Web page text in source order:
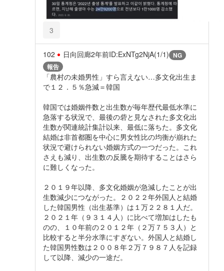
3
102 日向回廊2年前ID:ExNTg2NjA(1/1) NG
報告
「農村の未婚男性」すら言えない…多文化出生ま
で１２．５％急減＝韓国
韓国では婚姻件数と出生数が毎年歴代最低水準に
急落する状況で、最後の砦と見なされた多文化出
生数が関連統計集計以来、最低に落ちた。多文化
結婚は非首都圏を中心に男女性比の均衡が崩れた
状況で避けられない婚姻方式の一つだった。これ
さえも減り、出生数の反騰を期待することはさら
に難しくなった。
２０１９年以降、多文化婚姻が急減したことが出
生数減少につながった。２０２２年外国人と結婚
した韓国男性（出生基準）は１万２２８１人だ。
２０２１年（９３１４人）に比べて増加はしたも
のの、１０年前の２０１２年（２万７５３人）と
比較すると半分水準にすぎない。外国人と結婚し
た韓国男性数は２００８年２万７９８７人を記録
して以降、減少の一途だ。